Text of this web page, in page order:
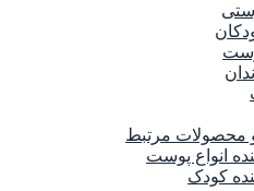
محصولات مرتبط
انواع پوست
کودک